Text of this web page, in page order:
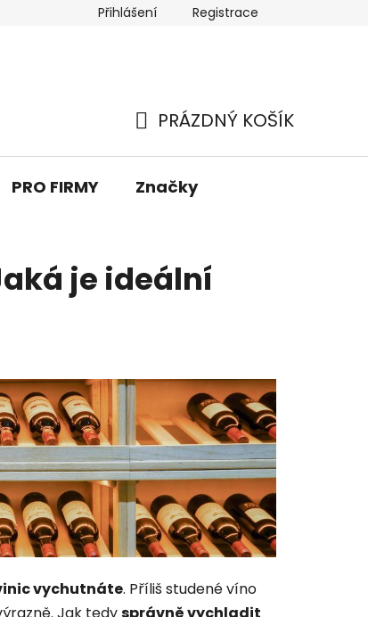
Přihlášení Registrace
KOŠÍK
PRÁZDNÝ KOŠÍK
PRO FIRMY Značky
je ideální
vychutnáte. Příliš studené víno